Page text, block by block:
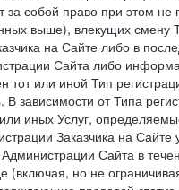
собой право при этом не
выше), влекущих смену
на Сайте либо в
Сайта либо
тот или иной Тип
зависимости от Типа
иных Услуг,
Заказчика на
Администрации Сайта в
(включая, но не